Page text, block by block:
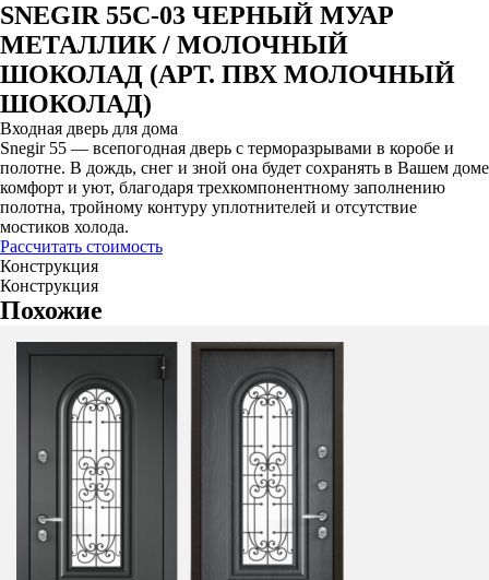
SNEGIR 55C-03 ЧЕРНЫЙ МУАР
МЕТАЛЛИК / МОЛОЧНЫЙ
ШОКОЛАД (АРТ. ПВХ МОЛОЧНЫЙ
ШОКОЛАД)
Входная дверь для дома
Snegir 55 — всепогодная дверь с терморазрывами в коробе и
полотне. В дождь, снег и зной она будет сохранять в Вашем доме
комфорт и уют, благодаря трехкомпонентному заполнению
полотна, тройному контуру уплотнителей и отсутствие
мостиков холода.
Рассчитать стоимость
Конструкция
Конструкция
Похожие